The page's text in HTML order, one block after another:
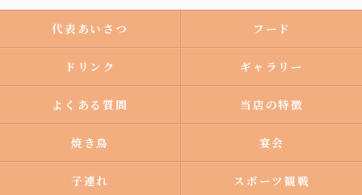
代表あいさつ フード
ドリンク ギャラリー
よくある質問 当店の特徴
焼き鳥 宴会
子連れ スポーツ観戦